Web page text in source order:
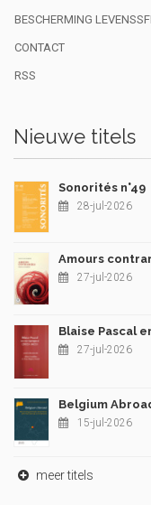
BESCHERMING
CONTACT
RSS
Nieuwe titels
Sonorités n°49
28-jul-2026
Amours
27-jul-2026
Blaise Pascal
27-jul-2026
Belgium
15-jul-2026
meer titels